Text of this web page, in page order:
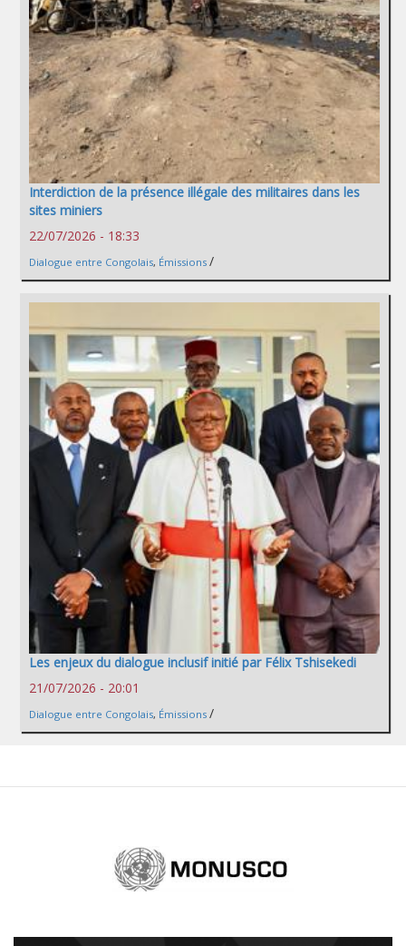
Interdiction de la présence illégale des militaires dans les
sites miniers
22/07/2026 - 18:33
Dialogue entre Congolais, Émissions /
Les enjeux du dialogue inclusif initié par Félix Tshisekedi
21/07/2026 - 20:01
Dialogue entre Congolais, Émissions /